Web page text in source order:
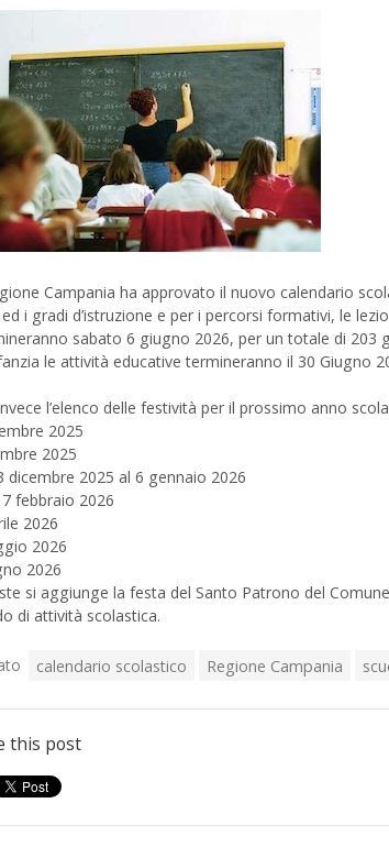
Campania ha approvato il nuovo calendario
i gradi d’istruzione e per i percorsi formativi, le
sabato 6 giugno 2026, per un totale di 203
le attività educative termineranno il 30 Giugno
l’elenco delle festività per il prossimo anno
2025
2025
dicembre 2025 al 6 gennaio 2026
febbraio 2026
2026
2026
2026
si aggiunge la festa del Santo Patrono del
di attività scolastica.
calendario scolastico Regione Campania
this post